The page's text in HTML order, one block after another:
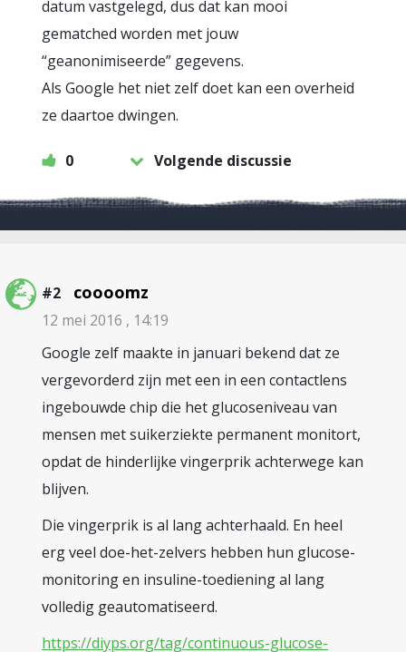
datum vastgelegd, dus dat kan mooi
gematched worden met jouw
“geanonimiseerde” gegevens.
Als Google het niet zelf doet kan een overheid
ze daartoe dwingen.
0 Volgende discussie
#2 coooomz
12 mei 2016 , 14:19
Google zelf maakte in januari bekend dat ze
vergevorderd zijn met een in een contactlens
ingebouwde chip die het glucoseniveau van
mensen met suikerziekte permanent monitort,
opdat de hinderlijke vingerprik achterwege kan
blijven.
Die vingerprik is al lang achterhaald. En heel
erg veel doe-het-zelvers hebben hun glucose-
monitoring en insuline-toediening al lang
volledig geautomatiseerd.
https://diyps.org/tag/continuous-glucose-